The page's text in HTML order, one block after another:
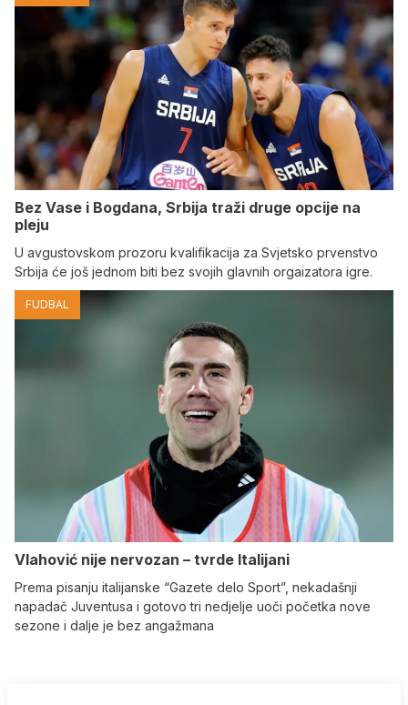
Bez Vase i Bogdana, Srbija traži druge opcije na
pleju
U avgustovskom prozoru kvalifikacija za Svjetsko prvenstvo
Srbija će još jednom biti bez svojih glavnih orgaizatora igre.
FUDBAL
Vlahović nije nervozan – tvrde Italijani
Prema pisanju italijanske “Gazete delo Sport”, nekadašnji
napadač Juventusa i gotovo tri nedjelje uoči početka nove
sezone i dalje je bez angažmana